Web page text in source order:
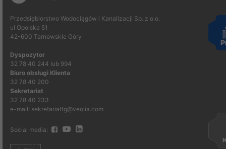
Przedsiębiorstwo Wodociągów i Kanalizacji Sp. z o.o.
ul Opolska 51
42-600 Tarnowskie Góry
Dyspozytor
32 78 40 244 lub 994
Biuro obsługi Klienta
32 78 40 200
Sekretariat
32 78 40 233
e-mail: sekretariattg@veolia.com
Social media: